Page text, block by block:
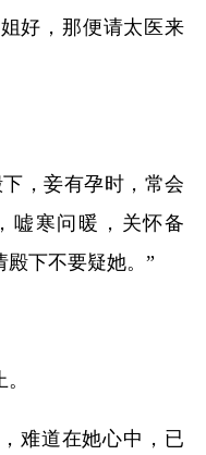
好，那便请太医来
，妾有孕时，常会
嘘寒问暖，关怀备
殿下不要疑她。”
难道在她心中，已